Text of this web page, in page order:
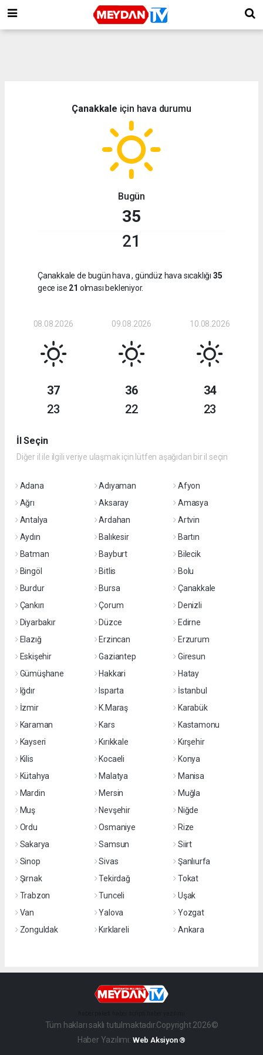
Çanakkale için hava durumu
Bugün
35
21
Çanakkale de bugün hava, gündüz hava sıcaklığı 35
gece ise 21 olması bekleniyor.
08.08.2026
37
23
09.08.2026
36
22
10.08.2026
34
23
İl Seçin
Diğer il ile ilgili veriye ulaşmak için lütfen aşağıdan bir il seçin
Adana Adıyaman
Afyon
Ağrı
Aksaray
Amasya
Antalya
Ardahan
Artvin
Aydın
Balıkesir
Bartın
Batman
Bayburt
Bilecik
Bingöl
Bitlis
Bolu
Burdur
Bursa
Çanakkale
Çankırı
Çorum
Denizli
Diyarbakır
Düzce
Edirne
Elazığ
Erzincan
Erzurum
Eskişehir
Gaziantep
Giresun
Gümüşhane
Hakkari
Hatay
Iğdır
Isparta
İstanbul
İzmir
K.Maraş
Karabük
Karaman
Kars
Kastamonu
Kayseri
Kırıkkale
Kırşehir
Kilis
Kocaeli
Konya
Kütahya
Malatya
Manisa
Mardin
Mersin
Muğla
Muş
Nevşehir
Niğde
Ordu
Osmaniye
Rize
Sakarya
Samsun
Siirt
Sinop
Sivas
Şanlıurfa
Şırnak
Tekirdağ
Tokat
Trabzon
Tunceli
Uşak
Van
Yalova
Yozgat
Zonguldak
Kırklareli Ankara
Tüm hakları saklı tutulmaktadır.Copyright 2026©
Haber Yazılımı: Web Aksiyon ®